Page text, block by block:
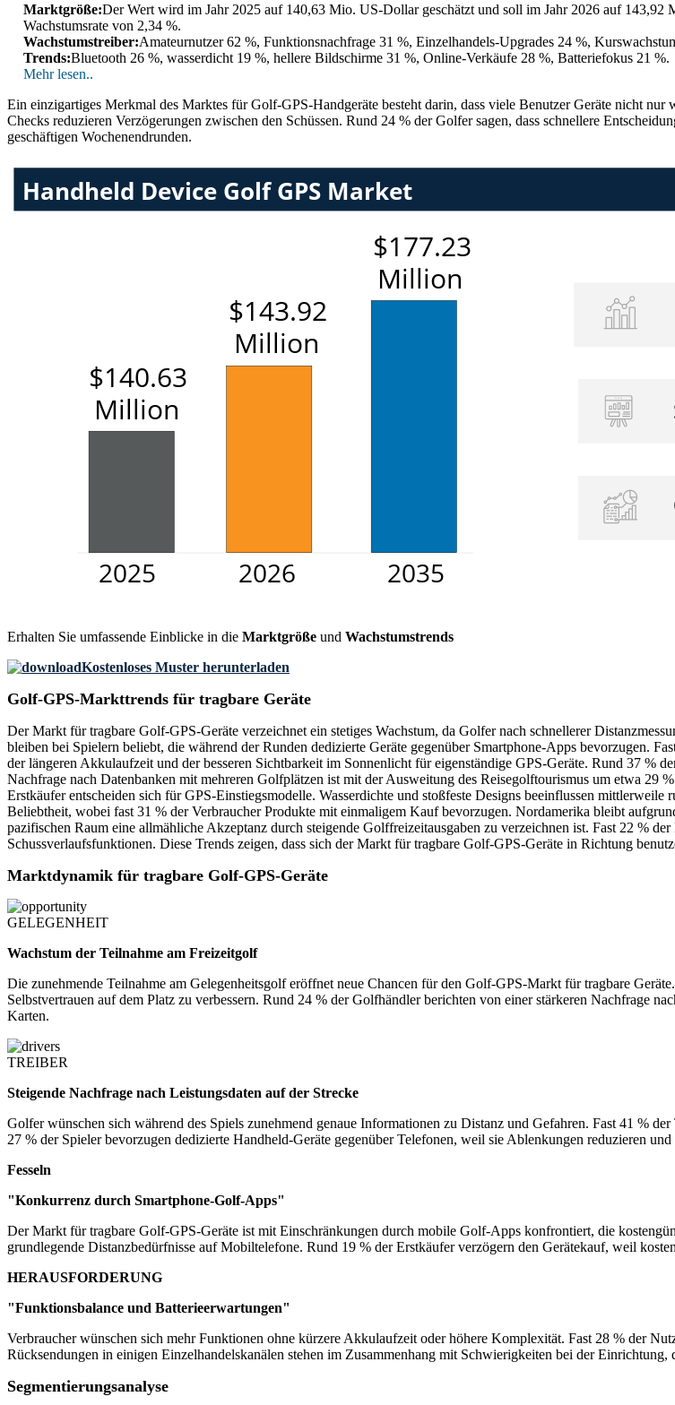
Marktgröße:Der Wert wird im Jahr 2025 auf 140,63 Mio. US-Dollar geschätzt und soll im Jahr 2026 auf
Wachstumsrate von 2,34 %.
Wachstumstreiber:Amateurnutzer 62 %, Funktionsnachfrage 31 %, Einzelhandels-Upgrades 24 %,
Trends:Bluetooth 26 %, wasserdicht 19 %, hellere Bildschirme 31 %, Online-Verkäufe 28 %, Batteriefokus 21 %.
Mehr lesen..
Ein einzigartiges Merkmal des Marktes für Golf-GPS-Handgeräte besteht darin, dass viele Benutzer Geräte nicht
Checks reduzieren Verzögerungen zwischen den Schüssen. Rund 24 % der Golfer sagen, dass schnellere
geschäftigen Wochenendrunden.
Erhalten Sie umfassende Einblicke in die Marktgröße und Wachstumstrends
Kostenloses Muster herunterladen
Golf-GPS-Markttrends für tragbare Geräte
Der Markt für tragbare Golf-GPS-Geräte verzeichnet ein stetiges Wachstum, da Golfer nach schnellerer
bleiben bei Spielern beliebt, die während der Runden dedizierte Geräte gegenüber Smartphone-Apps bevorzugen.
der längeren Akkulaufzeit und der besseren Sichtbarkeit im Sonnenlicht für eigenständige GPS-Geräte. Rund 37 %
Nachfrage nach Datenbanken mit mehreren Golfplätzen ist mit der Ausweitung des Reisegolftourismus um etwa 29
Erstkäufer entscheiden sich für GPS-Einstiegsmodelle. Wasserdichte und stoßfeste Designs beeinflussen
Beliebtheit, wobei fast 31 % der Verbraucher Produkte mit einmaligem Kauf bevorzugen. Nordamerika bleibt
pazifischen Raum eine allmähliche Akzeptanz durch steigende Golffreizeitausgaben zu verzeichnen ist. Fast 22 %
Schussverlaufsfunktionen. Diese Trends zeigen, dass sich der Markt für tragbare Golf-GPS-Geräte in Richtung
Marktdynamik für tragbare Golf-GPS-Geräte
GELEGENHEIT
Wachstum der Teilnahme am Freizeitgolf
Die zunehmende Teilnahme am Gelegenheitsgolf eröffnet neue Chancen für den Golf-GPS-Markt für tragbare
Selbstvertrauen auf dem Platz zu verbessern. Rund 24 % der Golfhändler berichten von einer stärkeren Nachfrage
Karten.
TREIBER
Steigende Nachfrage nach Leistungsdaten auf der Strecke
Golfer wünschen sich während des Spiels zunehmend genaue Informationen zu Distanz und Gefahren. Fast 41 %
27 % der Spieler bevorzugen dedizierte Handheld-Geräte gegenüber Telefonen, weil sie Ablenkungen reduzieren
Fesseln
"Konkurrenz durch Smartphone-Golf-Apps"
Der Markt für tragbare Golf-GPS-Geräte ist mit Einschränkungen durch mobile Golf-Apps konfrontiert, die
grundlegende Distanzbedürfnisse auf Mobiltelefone. Rund 19 % der Erstkäufer verzögern den Gerätekauf, weil
HERAUSFORDERUNG
"Funktionsbalance und Batterieerwartungen"
Verbraucher wünschen sich mehr Funktionen ohne kürzere Akkulaufzeit oder höhere Komplexität. Fast 28 % der
Rücksendungen in einigen Einzelhandelskanälen stehen im Zusammenhang mit Schwierigkeiten bei der
Segmentierungsanalyse